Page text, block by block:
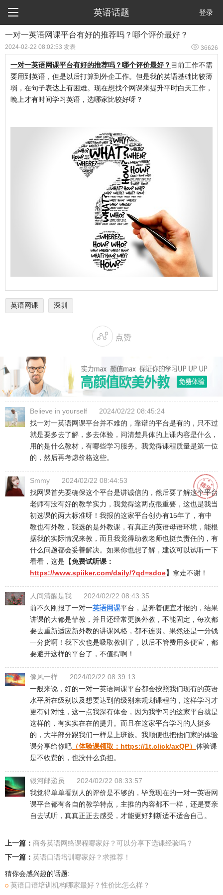
 英语话题 登录
一对一英语网课平台有好的推荐吗？哪个评价最好？
2024-02-22 08:02:53 发表  36626
一对一英语网课平台有好的推荐吗？哪个评价最好？ 目前工作不需
要用到英语，但是以后打算到外企工作。但是我的英语基础比较薄
弱，在句子表达上有困难。现在想找个网课来提升平时白天工作，
晚上才有时间学习英语，选哪家比较好呀？
英语网课 深圳
 点赞
Believe in yourself
2024/02/22 08:45:24
找一对一英语网课平台并不难的，靠谱的平台是有的，只不过
就是要多去了解，多去体验，问清楚具体的上课内容是什么，
用的是什么教材，有哪些学习服务。我觉得课程质量是第一位
的，然后再考虑价格这些。
Smmy
2024/02/22 08:44:53
找网课首先要确保这个平台是讲诚信的，然后要了解这个平台
老师有没有好的教学实力，我觉得这两点很重要，这也是我当
初选课的两大标准呀！我报的这家平台创办有15年了，有中
教也有外教，我选的是外教课，有真正的英语母语环境，能根
据我的实际情况来教，而且我觉得助教老师也挺负责任的，有
什么问题都会妥善解决。如果你也想了解，建议可以试听一下
看看，这是 【免费试听课：
https://www.spiiker.com/daily/?qd=sdoe】 拿走不谢！
人间清醒是我
2024/02/22 08:43:35
前不久刚报了一对一英语网课平台，是奔着便宜才报的，结果
讲课的大都是菲教，并且还经常更换外教，不能固定，每次都
要去重新适应新外教的讲课风格，都不连贯。果然还是一分钱
一分货啊！我下次也是吸取教训了，以后不管费用多便宜，都
要避开这样的平台了，不值得啊！
像风一样
2024/02/22 08:39:13
一般来说，好的一对一英语网课平台都会按照我们现有的英语
水平所在级别以及想要达到的级别来规划课程的，这样学习才
更有针对性，这一点我深有体会，因为我学习的这家平台就是
这样的，有实实在在的提升。而且在这家平台学习的人挺多
的，大半部分跟我们一样是上班族。我顺便也把他们家的体验
课分享给你吧 （体验课领取： https://1t.click/axQP） 体验课
是不收费的，也没什么负担。
银河邮递员
2024/02/22 08:33:57
我觉得单单看别人的评价是不够的，毕竟现在的一对一英语网
课平台都有各自的教学特点，主推的内容都不一样，还是要亲
自去试听，真真正正去感受，才能更好判断适不适合自己。
上一篇： ​商务英语网络课程哪家好？可以分享下选课经验吗？
下一篇： 英语口语培训哪家好？求推荐！
猜你会感兴趣的话题:
​英语口语培训机构哪家最好？性价比怎么样？